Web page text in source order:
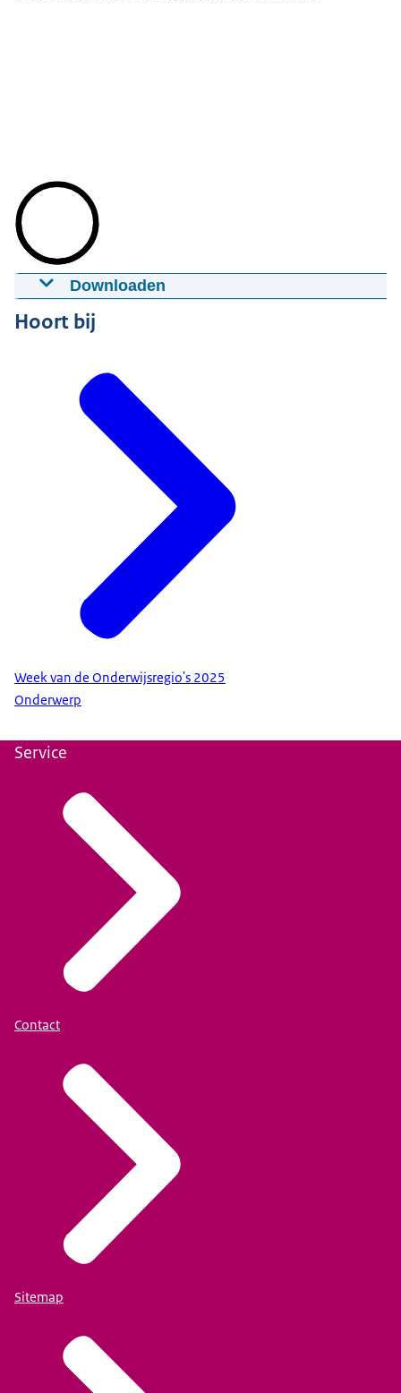
Downloaden
Video - studiosessie: Partners van de
onderwijsregio's
Download
Hoort bij
Week van de Onderwijsregio's 2025
Onderwerp
Service
Contact
Sitemap